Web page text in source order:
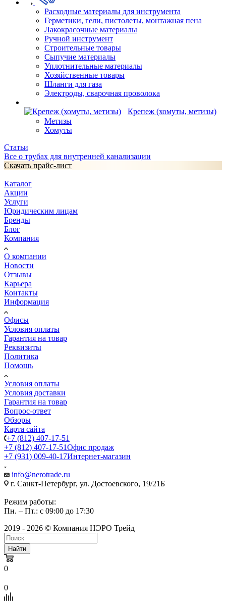
Расходные материалы для инструмента
Герметики, гели, пистолеты, монтажная пена
Лакокрасочные материалы
Ручной инструмент
Строительные товары
Сыпучие материалы
Уплотнительные материалы
Хозяйственные товары
Шланги для газа
Электроды, сварочная проволока
Крепеж (хомуты, метизы)
Метизы
Хомуты
Статьи
Все о трубах для внутренней канализации
Скачать прайс-лист
Каталог
Акции
Услуги
Юридическим лицам
Бренды
Блог
Компания
О компании
Новости
Отзывы
Карьера
Контакты
Информация
Офисы
Условия оплаты
Гарантия на товар
Реквизиты
Политика
Помощь
Условия оплаты
Условия доставки
Гарантия на товар
Вопрос-ответ
Обзоры
Карта сайта
+7 (812) 407-17-51
+7 (812) 407-17-51Офис продаж
+7 (931) 009-40-17Интернет-магазин
info@nerotrade.ru
г. Санкт-Петербург, ул. Достоевского, 19/21Б
Режим работы:
Пн. – Пт.: с 09:00 до 17:30
2019 - 2026 © Компания НЭРО Трейд
Найти
0
0